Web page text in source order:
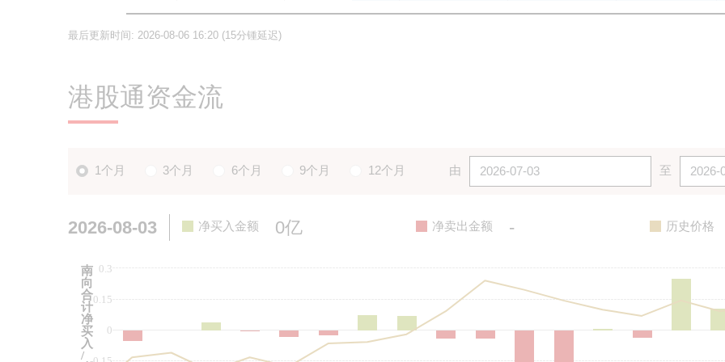
最后更新时间: 2026-08-06 16:20 (15分锺延迟)
港股通资金流
1个月 3个月 6个月 9个月 12个月 由 至
2026-08-03 净买入金额 0亿 净卖出金额 - 历史价格
0
0.15
0.3
南
向
合
计
净
买
入
/